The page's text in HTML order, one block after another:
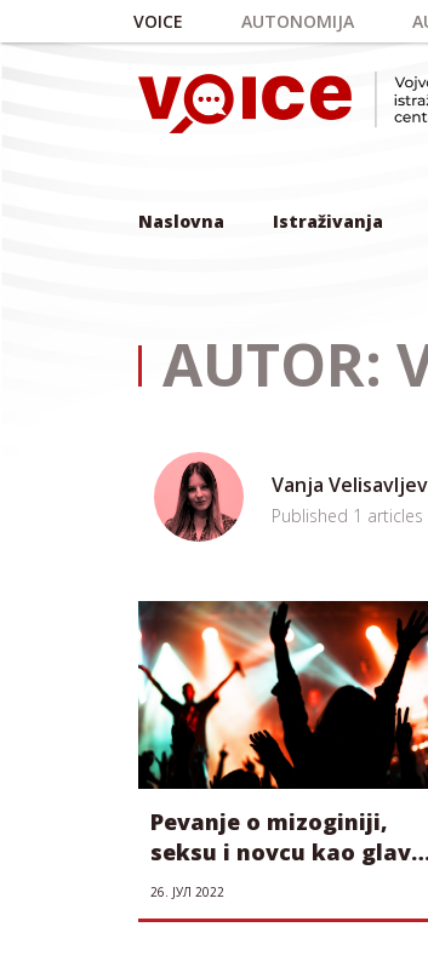
Skip to main content
VOICE AUTONOMIJA
Naslovna Istraživanja
AUTOR:
Vanja Velisavljev
Published 1 articles
Pevanje o mizoginiji,
seksu i novcu kao
zabava mladih
26. ЈУЛ 2022